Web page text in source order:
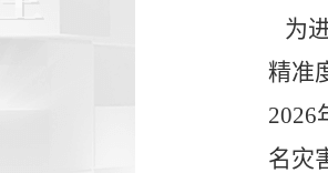
为
精准
2026
名灾